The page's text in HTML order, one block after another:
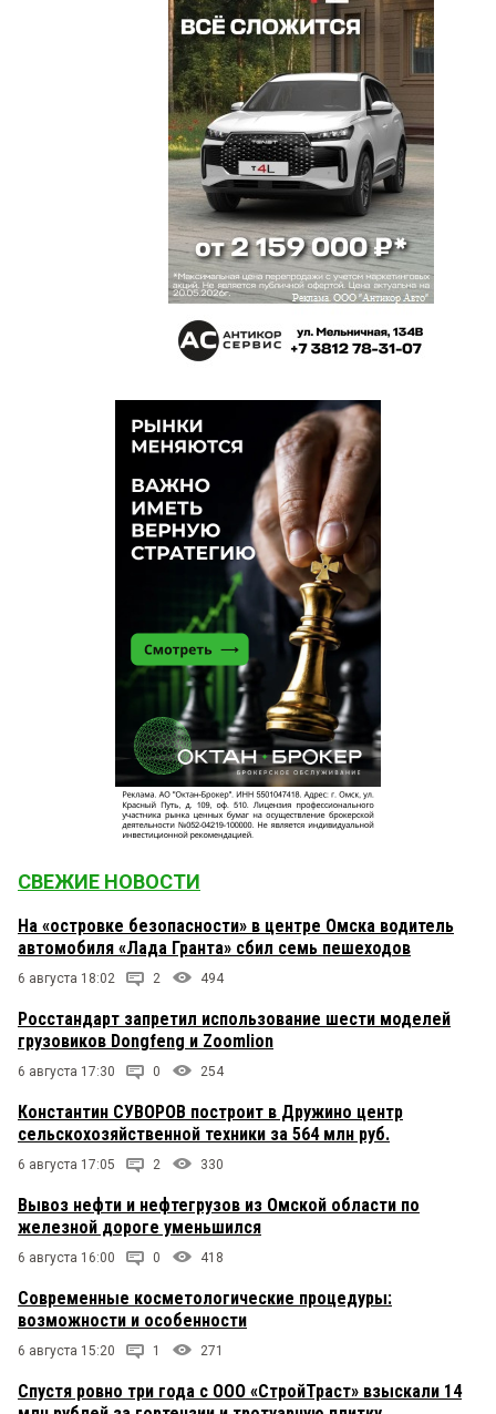
СВЕЖИЕ НОВОСТИ
На «островке безопасности» в центре Омска водитель
автомобиля «Лада Гранта» сбил семь пешеходов
6 августа 18:02 2 494
Росстандарт запретил использование шести моделей
грузовиков Dongfeng и Zoomlion
6 августа 17:30 0 254
Константин СУВОРОВ построит в Дружино центр
сельскохозяйственной техники за 564 млн руб.
6 августа 17:05 2 330
Вывоз нефти и нефтегрузов из Омской области по
железной дороге уменьшился
6 августа 16:00 0 418
Современные косметологические процедуры:
возможности и особенности
6 августа 15:20 1 271
Спустя ровно три года с ООО «СтройТраст» взыскали 14